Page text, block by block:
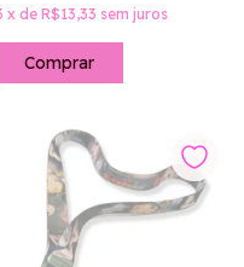
x de R$13,33 sem juros